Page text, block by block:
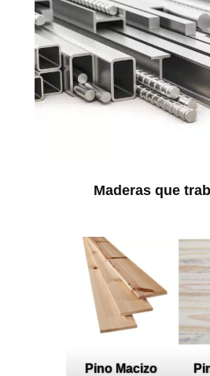
Maderas que
Pino Macizo